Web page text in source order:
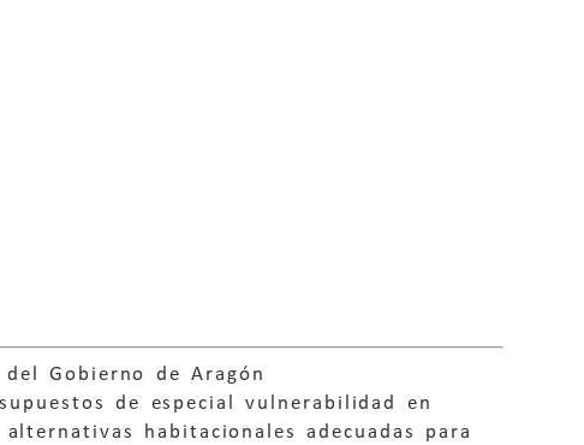
Gobierno de Aragón
de especial vulnerabilidad en
habitacionales adecuadas para